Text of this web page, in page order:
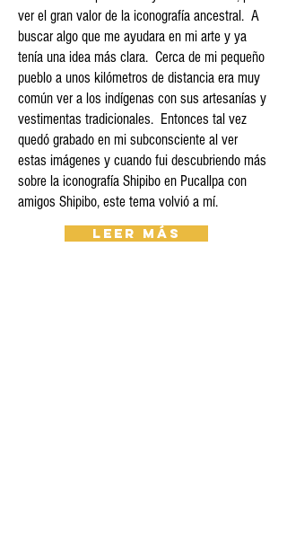
ver el gran valor de la iconografía ancestral. A
buscar algo que me ayudara en mi arte y ya
tenía una idea más clara. Cerca de mi pequeño
pueblo a unos kilómetros de distancia era muy
común ver a los indígenas con sus artesanías y
vestimentas tradicionales. Entonces tal vez
quedó grabado en mi subconsciente al ver
estas imágenes y cuando fui descubriendo más
sobre la iconografía Shipibo en Pucallpa con
amigos Shipibo, este tema volvió a mí.
Leer más